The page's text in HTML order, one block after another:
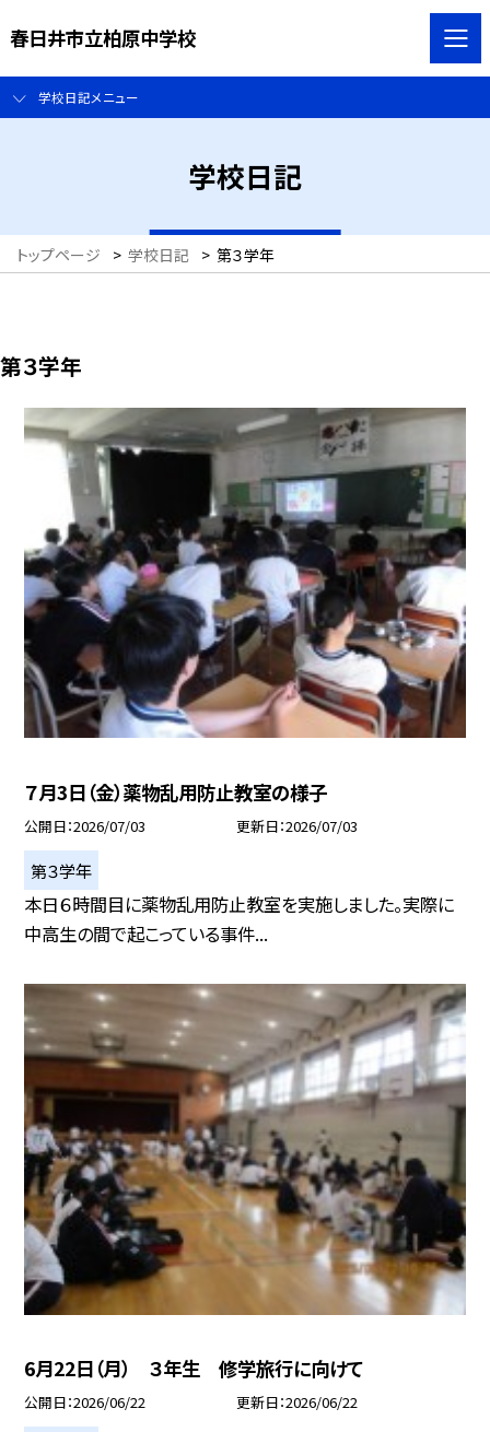
春日井市立柏原中学校
学校日記メニュー
学校日記
トップページ > 学校日記 > 第３学年
第３学年
７月3日（金）薬物乱用防止教室の様子
公開日 2026/07/03 更新日 2026/07/03
第３学年
本日６時間目に薬物乱用防止教室を実施しました。実際に
中高生の間で起こっている事件...
6月22日（月） ３年生 修学旅行に向けて
公開日 2026/06/22 更新日 2026/06/22